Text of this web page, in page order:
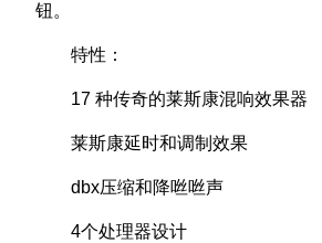
钮。
特性：
17 种传奇的莱斯康混响效果器
莱斯康延时和调制效果
dbx压缩和降咝咝声
4个处理器设计